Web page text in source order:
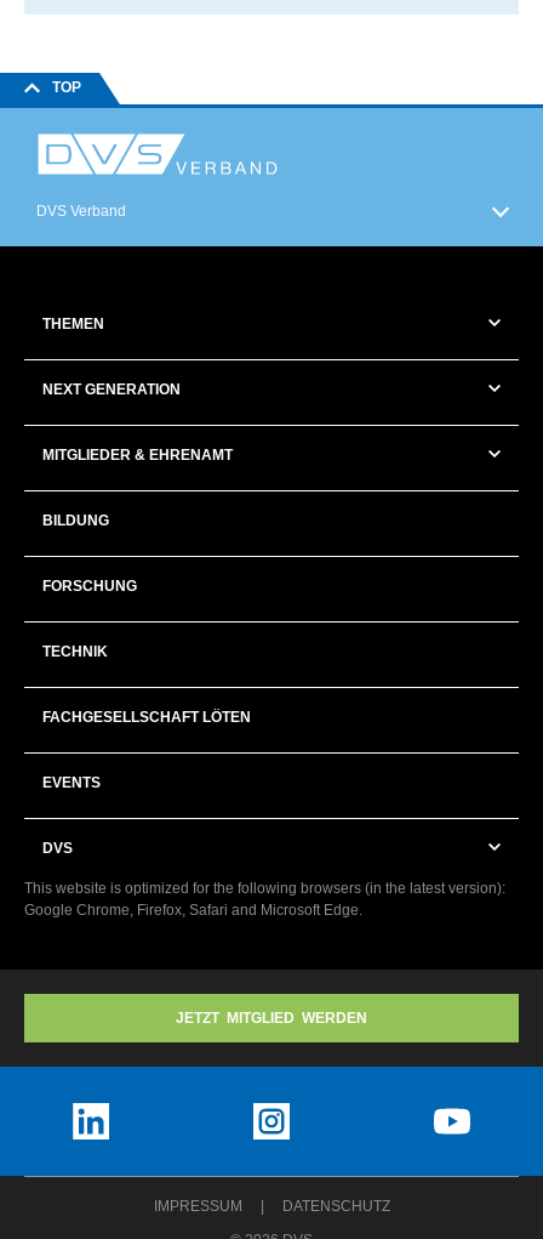
TOP
DVS Verband
THEMEN
NEXT GENERATION
MITGLIEDER & EHRENAMT
BILDUNG
FORSCHUNG
TECHNIK
FACHGESELLSCHAFT LÖTEN
EVENTS
DVS
This website is optimized for the following browsers (in the latest version):
Google Chrome, Firefox, Safari and Microsoft Edge.
JETZT MITGLIED WERDEN
IMPRESSUM
DATENSCHUTZ